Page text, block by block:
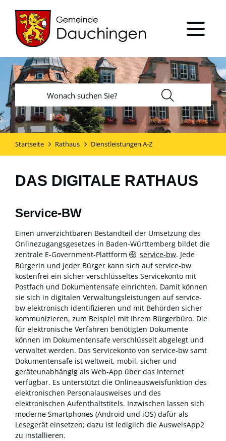
Startseite Rathaus Dienstleistungen A-Z
DAS DIGITALE RATHAUS
Service-BW
Einen unverzichtbaren Bestandteil der Umsetzung des
Onlinezugangsgesetzes in Baden-Württemberg bildet die
zentrale E-Government-Plattform
service-bw. Jede
Bürgerin und jeder Bürger kann sich auf service-bw
kostenfrei ein sicher verschlüsseltes Servicekonto mit
Postfach und Dokumentensafe einrichten. Damit können
sie sich in digitalen Verwaltungsleistungen auf service-
bw elektronisch identifizieren und mit Behörden sicher
kommunizieren, zum Beispiel mit Ihrem Bürgerbüro. Die
für elektronische Verfahren benötigten Dokumente
können im Dokumentensafe verschlüsselt abgelegt und
verwaltet werden. Das Servicekonto von service-bw samt
Dokumentensafe ist weltweit, mobil, sicher und
geräteunabhängig als Web-App über das Internet
verfügbar. Es unterstützt die Onlineausweisfunktion des
elektronischen Personalausweises und des
elektronischen Aufenthaltstitels. Inzwischen lassen sich
moderne Smartphones (Android und iOS) dafür als
Lesegerät einsetzen; dazu ist lediglich die AusweisApp2
zu installieren.